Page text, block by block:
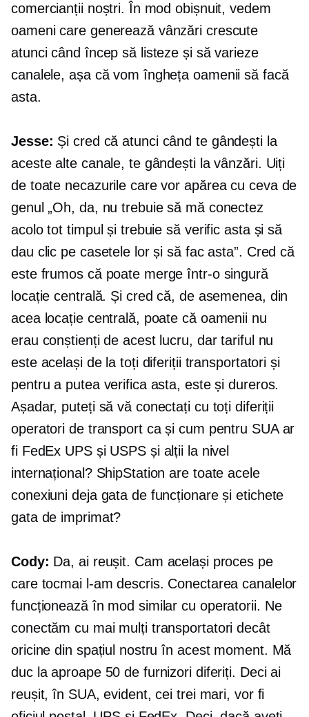
comercianții noștri. În mod obișnuit, vedem
oameni care generează vânzări crescute
atunci când încep să listeze și să varieze
canalele, așa că vom îngheța oamenii să facă
asta.
Jesse: Și cred că atunci când te gândești la
aceste alte canale, te gândești la vânzări. Uiți
de toate necazurile care vor apărea cu ceva de
genul „Oh, da, nu trebuie să mă conectez
acolo tot timpul și trebuie să verific asta și să
dau clic pe casetele lor și să fac asta”. Cred că
este frumos că poate merge într-o singură
locație centrală. Și cred că, de asemenea, din
acea locație centrală, poate că oamenii nu
erau conștienți de acest lucru, dar tariful nu
este același de la toți diferiții transportatori și
pentru a putea verifica asta, este și dureros.
Așadar, puteți să vă conectați cu toți diferiții
operatori de transport ca și cum pentru SUA ar
fi FedEx UPS și USPS și alții la nivel
internațional? ShipStation are toate acele
conexiuni deja gata de funcționare și etichete
gata de imprimat?
Cody: Da, ai reușit. Cam același proces pe
care tocmai l-am descris. Conectarea canalelor
funcționează în mod similar cu operatorii. Ne
conectăm cu mai mulți transportatori decât
oricine din spațiul nostru în acest moment. Mă
duc la aproape 50 de furnizori diferiți. Deci ai
reușit, în SUA, evident, cei trei mari, vor fi